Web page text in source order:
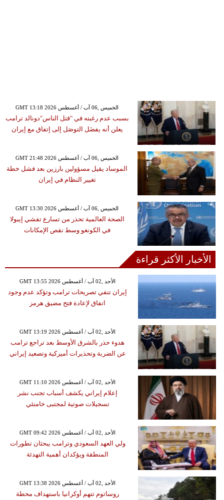
GMT 13:18 2026 الخميس ,06 آب / أغسطس
بسبب عدم رغبته في "قتل الناس"دونالد ترامب
يعلن أنه يفضَل التوصَل إلى إتفاق مع إيران
GMT 21:48 2026 الخميس ,06 آب / أغسطس
الموساد يقيل مسؤولين بارزين بعد فشل خطة
تغيير النظام في إيران
GMT 13:30 2026 الخميس ,06 آب / أغسطس
الصحة العالمية تحذر من تسارع تفشي إيبولا
في الكونغو وسط نقص الإمكانات
الأخبار الأكثر قراءة
GMT 13:55 2026 الأحد ,02 آب / أغسطس
إيران تنفي تصريحات ترامب وتؤكد عدم وجود
اتفاق لإعادة فتح مضيق هرمز
GMT 13:19 2026 الأحد ,02 آب / أغسطس
هدوء حذر بالشرق الأوسط بعد تراجع ترامب
عن الضربة وتحذيرات أميركية وتصعيد إيراني
GMT 11:10 2026 الأحد ,02 آب / أغسطس
إعلام إيراني يكشف أسباب تجنب نشر
تسجيلات صوتية لمجتبى خامنئي
GMT 09:42 2026 الأحد ,02 آب / أغسطس
ولي العهد السعودي وترامب يبحثان تطورات
المنطقة ويؤكدان أهمية التهدئة
GMT 13:38 2026 الأحد ,02 آب / أغسطس
روساتوم تتهم أوكرانيا باستهداف محطة